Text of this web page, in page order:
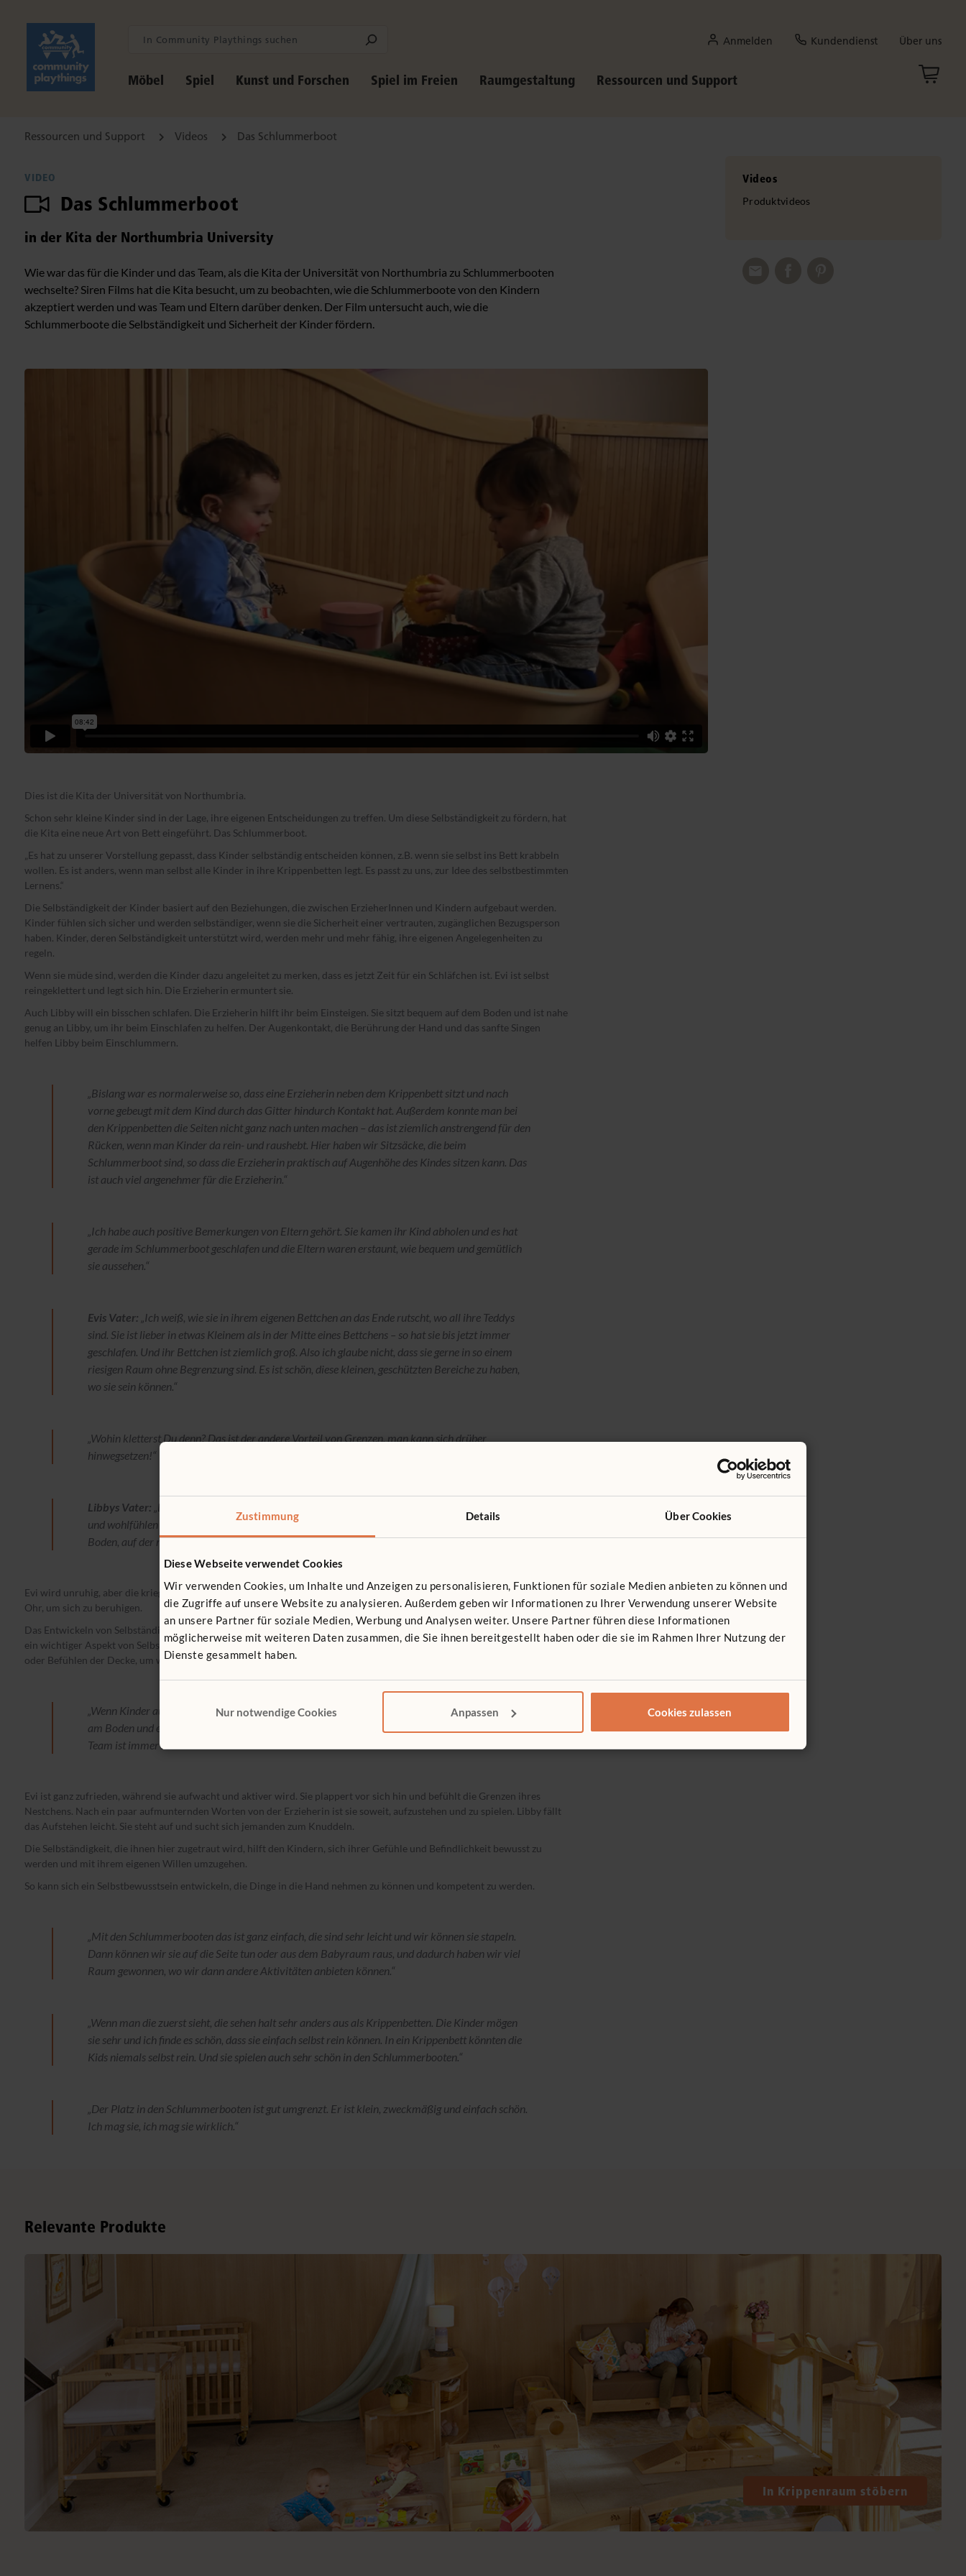
Zustimmung Details Über Cookies
Diese Webseite verwendet Cookies
Wir verwenden Cookies, um Inhalte und Anzeigen zu personalisieren, Funktionen für soziale Medien anbieten zu können und
die Zugriffe auf unsere Website zu analysieren. Außerdem geben wir Informationen zu Ihrer Verwendung unserer Website
an unsere Partner für soziale Medien, Werbung und Analysen weiter. Unsere Partner führen diese Informationen
möglicherweise mit weiteren Daten zusammen, die Sie ihnen bereitgestellt haben oder die sie im Rahmen Ihrer Nutzung der
Dienste gesammelt haben.
Nur notwendige Cookies Anpassen Cookies zulassen
Anmelden Kundendienst Über uns
Möbel Spiel Kunst und Forschen Spiel im Freien Raumgestaltung Ressourcen und Support
Ressourcen und Support Videos Das Schlummerboot
VIDEO
Das Schlummerboot
in der Kita der Northumbria University
Wie war das für die Kinder und das Team, als die Kita der Universität von Northumbria zu Schlummerbooten
wechselte? Siren Films hat die Kita besucht, um zu beobachten, wie die Schlummerboote von den Kindern
akzeptiert werden und was Team und Eltern darüber denken. Der Film untersucht auch, wie die
Schlummerboote die Selbständigkeit und Sicherheit der Kinder fördern.
Dies ist die Kita der Universität von Northumbria.
Schon sehr kleine Kinder sind in der Lage, ihre eigenen Entscheidungen zu treffen. Um diese Selbständigkeit zu fördern, hat
die Kita eine neue Art von Bett eingeführt. Das Schlummerboot.
„Es hat zu unserer Vorstellung gepasst, dass Kinder selbständig entscheiden können, z.B. wenn sie selbst ins Bett krabbeln
wollen. Es ist anders, wenn man selbst alle Kinder in ihre Krippenbetten legt. Es passt zu uns, zur Idee des selbstbestimmten
Lernens.“
Die Selbständigkeit der Kinder basiert auf den Beziehungen, die zwischen ErzieherInnen und Kindern aufgebaut werden.
Kinder fühlen sich sicher und werden selbständiger, wenn sie die Sicherheit einer vertrauten, zugänglichen Bezugsperson
haben. Kinder, deren Selbständigkeit unterstützt wird, werden mehr und mehr fähig, ihre eigenen Angelegenheiten zu
regeln.
Wenn sie müde sind, werden die Kinder dazu angeleitet zu merken, dass es jetzt Zeit für ein Schläfchen ist. Evi ist selbst
reingeklettert und legt sich hin. Die Erzieherin ermuntert sie.
Auch Libby will ein bisschen schlafen. Die Erzieherin hilft ihr beim Einsteigen. Sie sitzt bequem auf dem Boden und ist nahe
genug an Libby, um ihr beim Einschlafen zu helfen. Der Augenkontakt, die Berührung der Hand und das sanfte Singen
helfen Libby beim Einschlummern.
„Bislang war es normalerweise so, dass eine Erzieherin neben dem Krippenbett sitzt und nach
vorne gebeugt mit dem Kind durch das Gitter hindurch Kontakt hat. Außerdem konnte man bei
den Krippenbetten die Seiten nicht ganz nach unten machen – das ist ziemlich anstrengend für den
Rücken, wenn man Kinder da rein- und raushebt. Hier haben wir Sitzsäcke, die beim
Schlummerboot sind, so dass die Erzieherin praktisch auf Augenhöhe des Kindes sitzen kann. Das
ist auch viel angenehmer für die Erzieherin.“
„Ich habe auch positive Bemerkungen von Eltern gehört. Sie kamen ihr Kind abholen und es hat
gerade im Schlummerboot geschlafen und die Eltern waren erstaunt, wie bequem und gemütlich
sie aussehen.“
Evis Vater: „Ich weiß, wie sie in ihrem eigenen Bettchen an das Ende rutscht, wo all ihre Teddys
sind. Sie ist lieber in etwas Kleinem als in der Mitte eines Bettchens – so hat sie bis jetzt immer
geschlafen. Und ihr Bettchen ist ziemlich groß. Also ich glaube nicht, dass sie gerne in so einem
riesigen Raum ohne Begrenzung sind. Es ist schön, diese kleinen, geschützten Bereiche zu haben,
wo sie sein können.“
„Wohin kletterst Du denn? Das ist der andere Vorteil von Grenzen, man kann sich drüber
hinwegsetzen!“
Libbys Vater: „Da entsteht so etwas wie ein Kokon für die Kids, etwas, wo man sich reinkuscheln
und wohlfühlen kann. Aber sie können auch darin spielen. Es ist nicht nur eine Matte auf dem
Boden, auf der man sitzt oder so. Sie können auch als Spielbereich benutzt werden.“
Evi wird unruhig, aber die kriegt den Raum und die Zeit, die sie braucht, um wieder fest einzuschlafen. Sie streichelt ihr
Ohr, um sich zu beruhigen.
Das Entwickeln von Selbständigkeit und Selbstkontrolle wird Selbstregulierung genannt. Wieder einschlafen zu können ist
ein wichtiger Aspekt von Selbstregulierung. Kinder benutzen Lutschen, Bewegungen oder Empfindungen wie Streicheln
oder Befühlen der Decke, um wieder einzuschlafen.
„Wenn Kinder aufwachen, ist das wirklich schön, denn sie können einfach da liegen. Sie sind sicher
am Boden und es ist gemütlich und sie können in ihrem eigenen Tempo aufwachen. Einer vom
Team ist immer in der Nähe.“
Evi ist ganz zufrieden, während sie aufwacht und aktiver wird. Sie plappert vor sich hin und befühlt die Grenzen ihres
Nestchens. Nach ein paar aufmunternden Worten von der Erzieherin ist sie soweit, aufzustehen und zu spielen. Libby fällt
das Aufstehen leicht. Sie steht auf und sucht sich jemanden zum Knuddeln.
Die Selbständigkeit, die ihnen hier zugetraut wird, hilft den Kindern, sich ihrer Gefühle und Befindlichkeit bewusst zu
werden und mit ihrem eigenen Willen umzugehen.
So kann sich ein Selbstbewusstsein entwickeln, die Dinge in die Hand nehmen zu können und kompetent zu werden.
„Mit den Schlummerbooten das ist ganz einfach, die sind sehr leicht und wir können sie stapeln.
Dann können wir sie auf die Seite tun oder aus dem Babyraum raus, und dadurch haben wir viel
Raum gewonnen, wo wir dann andere Aktivitäten anbieten können.“
„Wenn man die zuerst sieht, die sehen halt sehr anders aus als Krippenbetten. Die Kinder mögen
sie sehr und ich finde es schön, dass sie einfach selbst rein können. In ein Krippenbett könnten die
Kids niemals selbst rein. Und sie spielen auch sehr schön in den Schlummerbooten.“
„Der Platz in den Schlummerbooten ist gut umgrenzt. Er ist klein, zweckmäßig und einfach schön.
Ich mag sie, ich mag sie wirklich.“
Videos
Produktvideos
Relevante Produkte
In Krippenraum stöbern